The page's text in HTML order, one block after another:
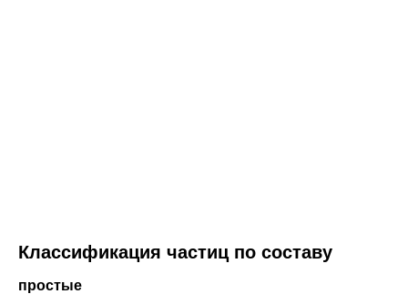
Классификация частиц по составу
простые